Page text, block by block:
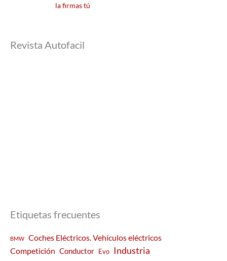
la firmas tú
Revista Autofacil
Etiquetas frecuentes
BMW
Coches Eléctricos. Vehículos eléctricos
Competición Conductor Evo Industria